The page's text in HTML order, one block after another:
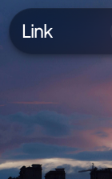
Link